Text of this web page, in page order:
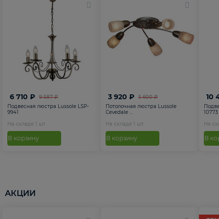
9 587 ₽
6 710 ₽
Подвесная люстра Lussole LSP-
9941
На складе 1 шт
В корзину
5 600 ₽
3 920 ₽
Потолочная люстра Lussole
Cevedale ...
На складе 1 шт
В корзину
10
10773
На
В
АКЦИИ